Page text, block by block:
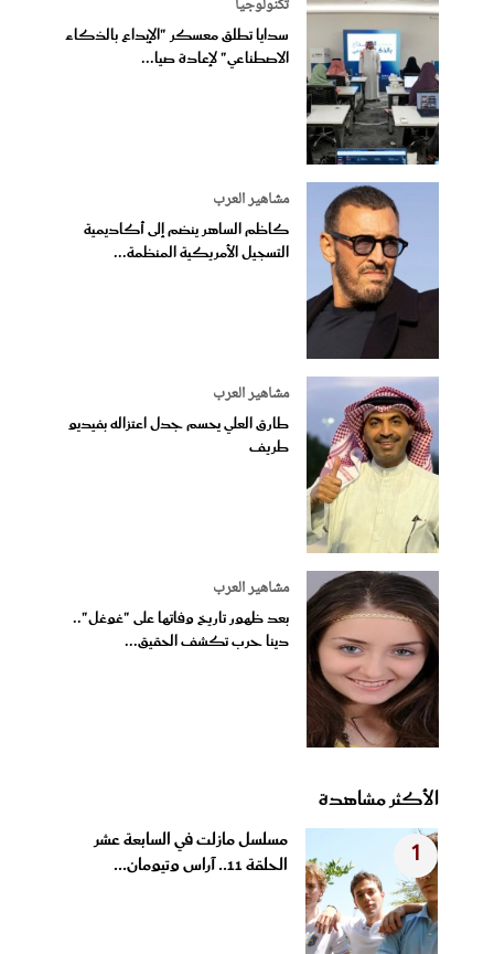
تكنولوجيا
سدايا تطلق معسكر "الإبداع بالذكاء
الاصطناعي" لإعادة صيا...
مشاهير العرب
كاظم الساهر ينضم إلى أكاديمية
التسجيل الأمريكية المنظمة...
مشاهير العرب
طارق العلي يحسم جدل اعتزاله بفيديو
طريف
مشاهير العرب
بعد ظهور تاريخ وفاتها على "غوغل"..
دينا حرب تكشف الحقيق...
الأكثر مشاهدة
1
مسلسل مازلت في السابعة عشر
الحلقة 11.. آراس وتيومان...